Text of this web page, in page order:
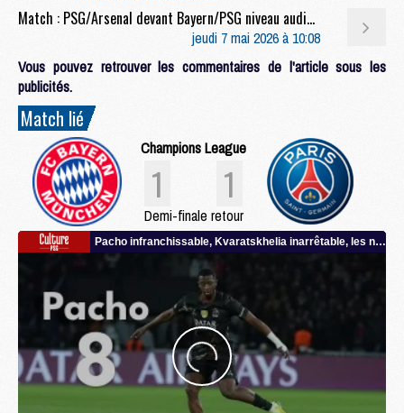
Match : PSG/Arsenal devant Bayern/PSG niveau audience
jeudi 7 mai 2026 à 10:08
Vous pouvez retrouver les commentaires de l'article sous les
publicités.
Match lié
Champions League
1 1
Demi-finale retour